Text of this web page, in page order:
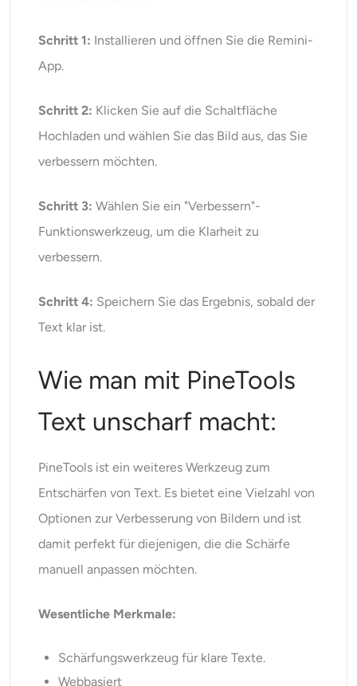
Schritt 1: Installieren und öffnen Sie die Remini-
App.
Schritt 2: Klicken Sie auf die Schaltfläche
Hochladen und wählen Sie das Bild aus, das Sie
verbessern möchten.
Schritt 3: Wählen Sie ein "Verbessern"-
Funktionswerkzeug, um die Klarheit zu
verbessern.
Schritt 4: Speichern Sie das Ergebnis, sobald der
Text klar ist.
Wie man mit PineTools
Text unscharf macht:
PineTools ist ein weiteres Werkzeug zum
Entschärfen von Text. Es bietet eine Vielzahl von
Optionen zur Verbesserung von Bildern und ist
damit perfekt für diejenigen, die die Schärfe
manuell anpassen möchten.
Wesentliche Merkmale:
Schärfungswerkzeug für klare Texte.
Webbasiert